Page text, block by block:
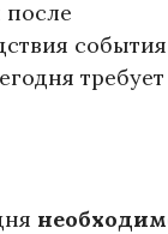
после
события
требует